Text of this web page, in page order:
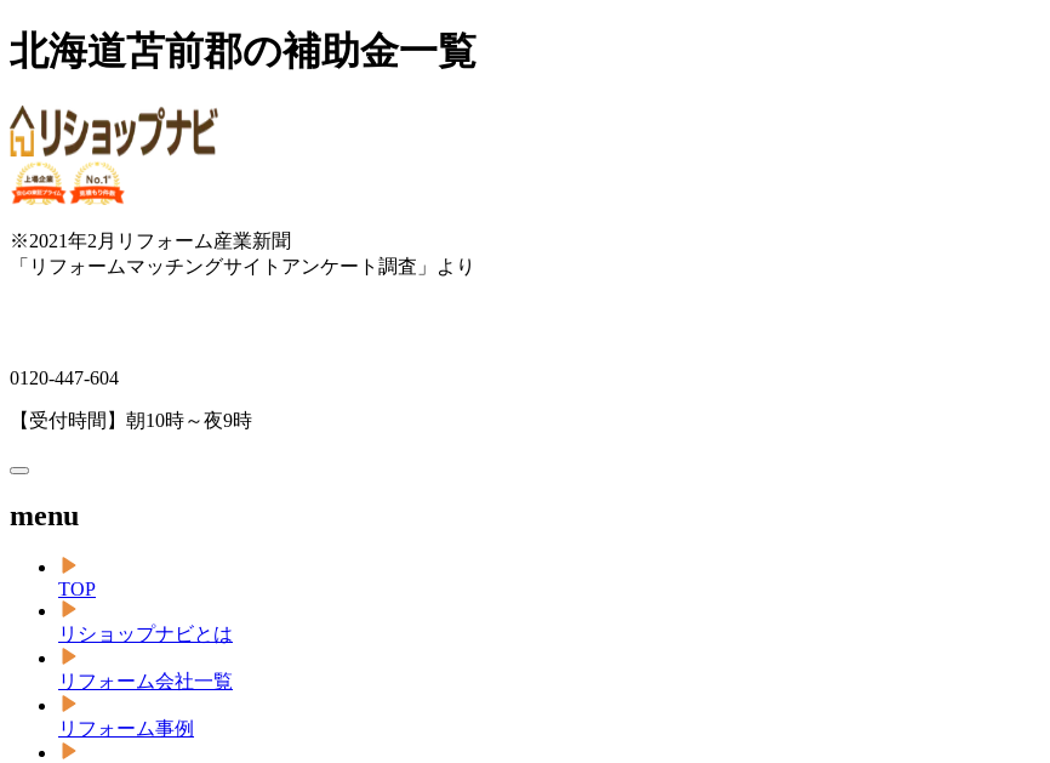
北海道苫前郡の補助金一覧
※2021年2月リフォーム産業新聞
「リフォームマッチングサイトアンケート調査」より
0120-447-604
【受付時間】朝10時～夜9時
menu
TOP
リショップナビとは
リフォーム会社一覧
リフォーム事例